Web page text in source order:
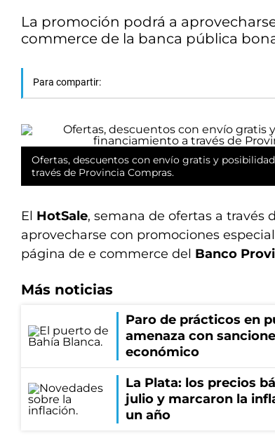
La promoción podrá a
commerce de la banca pública
Para compartir:
Ofertas, descuentos con envío gratis y
través de Provincia Compras.
El HotSale, semana de ofertas a través
aprovecharse con promociones
página de e commerce del Banco
Más noticias
Paro de prácticos en
amenaza con
económico
La Plata: los precios
julio y marcaron la
un año